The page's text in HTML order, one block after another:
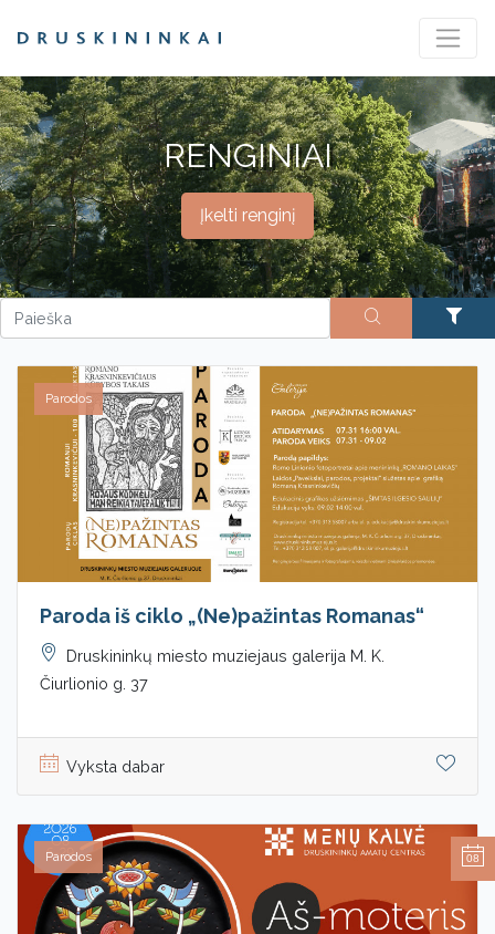
RENGINIAI
Įkelti renginį
Parodos
Paroda iš ciklo „(Ne)pažintas Romanas“
Druskininkų miesto muziejaus galerija M. K.
Čiurlionio g. 37
Vyksta dabar
Parodos 08